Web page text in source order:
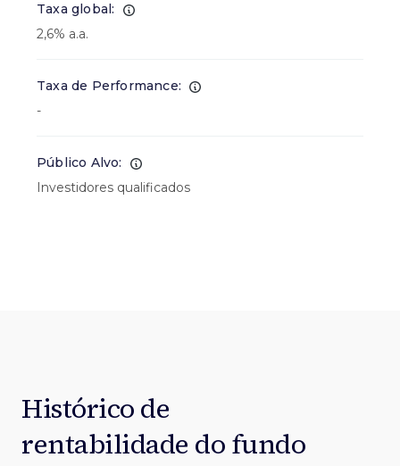
Taxa global:
2,6% a.a.
Taxa de Performance:
-
Público Alvo:
Investidores qualificados
Histórico de
rentabilidade do fundo